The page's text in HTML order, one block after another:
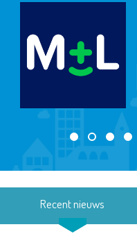
Recent nieuws